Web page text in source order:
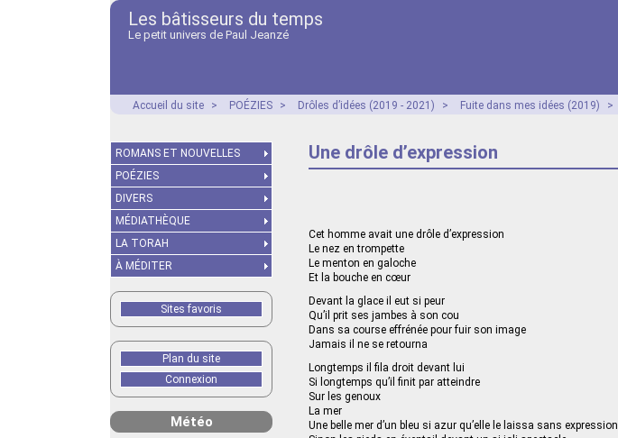
Les bâtisseurs du temps
Le petit univers de Paul Jeanzé
Accueil du site > POÉZIES > Drôles d’idées (2019 - 2021) > Fuite dans mes idées (2019) >
Une drôle d’expression
Cet homme avait une drôle d’expression
Le nez en trompette
Le menton en galoche
Et la bouche en cœur
Devant la glace il eut si peur
Qu’il prit ses jambes à son cou
Dans sa course effrénée pour fuir son image
Jamais il ne se retourna
Longtemps il fila droit devant lui
Si longtemps qu’il finit par atteindre
Sur les genoux
La mer
Une belle mer d’un bleu si azur qu’elle le laissa sans expression
ROMANS ET NOUVELLES
POÉZIES
DIVERS
MÉDIATHÈQUE
LA TORAH
À MÉDITER
Sites favoris
Plan du site
Connexion
Météo